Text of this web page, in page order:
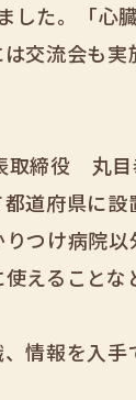
した。「心
交流会も
締役 丸目
道府県に
つけ病院
えることな
情報を入